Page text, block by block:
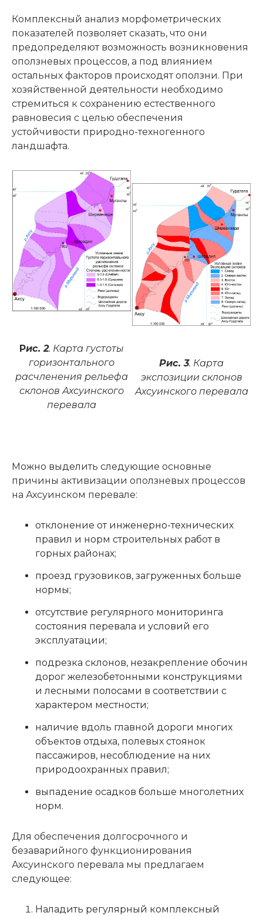
Комплексный анализ морфометрических
показателей позволяет сказать, что они
предопределяют возможность возникновения
оползневых процессов, а под влиянием
остальных факторов происходят оползни. При
хозяйственной деятельности необходимо
стремиться к сохранению естественного
равновесия с целью обеспечения
устойчивости природно-техногенного
ландшафта.
Рис. 2. Карта густоты
горизонтального
расчленения рельефа
склонов Ахсуинского
перевала
Рис. 3. Карта
экспозиции склонов
Ахсуинского перевала
Можно выделить следующие основные
причины активизации оползневых процессов
на Ахсуинском перевале:
отклонение от инженерно-технических
правил и норм строительных работ в
горных районах;
проезд грузовиков, загруженных больше
нормы;
отсутствие регулярного мониторинга
состояния перевала и условий его
эксплуатации;
подрезка склонов, незакрепление обочин
дорог железобетонными конструкциями
и лесными полосами в соответствии с
характером местности;
наличие вдоль главной дороги многих
объектов отдыха, полевых стоянок
пассажиров, несоблюдение на них
природоохранных правил;
выпадение осадков больше многолетних
норм.
Для обеспечения долгосрочного и
безаварийного функционирования
Ахсуинского перевала мы предлагаем
следующее:
Наладить регулярный комплексный